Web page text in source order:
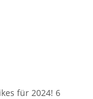
für 2024! 6